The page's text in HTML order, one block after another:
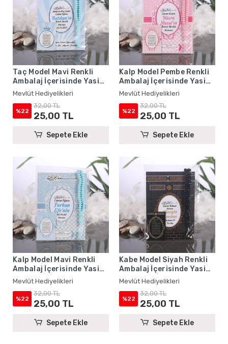
Taç Model Mavi Renkli
Ambalaj İçerisinde Yasin
Kitabı, Magnet ve Tesbih -
Mevlüt Hediyelikleri
Mevlüt Hediyelikleri
%22
32,00 TL
25,00 TL
Sepete Ekle
Kalp Model Pembe Renkli
Ambalaj İçerisinde Yasin
Kitabı, Magnet ve Tesbih -
Mevlüt Hediyelikleri
Mevlüt Hediyelikleri
%22
32,00 TL
25,00 TL
Sepete Ekle
Kalp Model Mavi Renkli
Ambalaj İçerisinde Yasin
Kitabı, Magnet ve Tesbih -
Mevlüt Hediyelikleri
Mevlüt Hediyelikleri
%22
32,00 TL
25,00 TL
Sepete Ekle
Kabe Model Siyah Renkli
Ambalaj İçerisinde Yasin
Kitabı, Magnet ve Tesbih -
Mevlüt Hediyelikleri
Mevlüt Hediyelikleri
%22
32,00 TL
25,00 TL
Sepete Ekle